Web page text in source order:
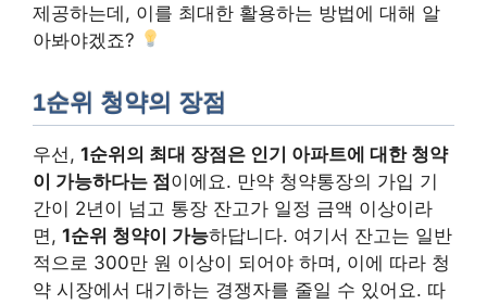
제공하는데, 이를 최대한 활용하는 방법에 대해 알
아봐야겠죠?
1순위 청약의 장점
우선, 1순위의 최대 장점은 인기 아파트에 대한 청약
이 가능하다는 점 이에요. 만약 청약통장의 가입 기
간이 2년이 넘고 통장 잔고가 일정 금액 이상이라
면, 1순위 청약이 가능하답니다. 여기서 잔고는 일반
적으로 300만 원 이상이 되어야 하며, 이에 따라 청
약 시장에서 대기하는 경쟁자를 줄일 수 있어요. 따